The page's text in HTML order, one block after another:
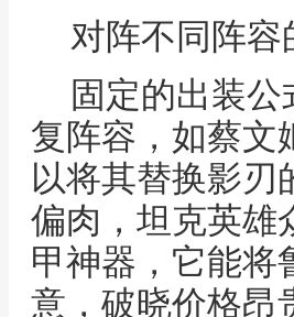
对阵不同阵容
固定的出装
复阵容，如蔡文
以将其替换影
偏肉，坦克英雄
甲神器，它能将
意，破晓价格昂